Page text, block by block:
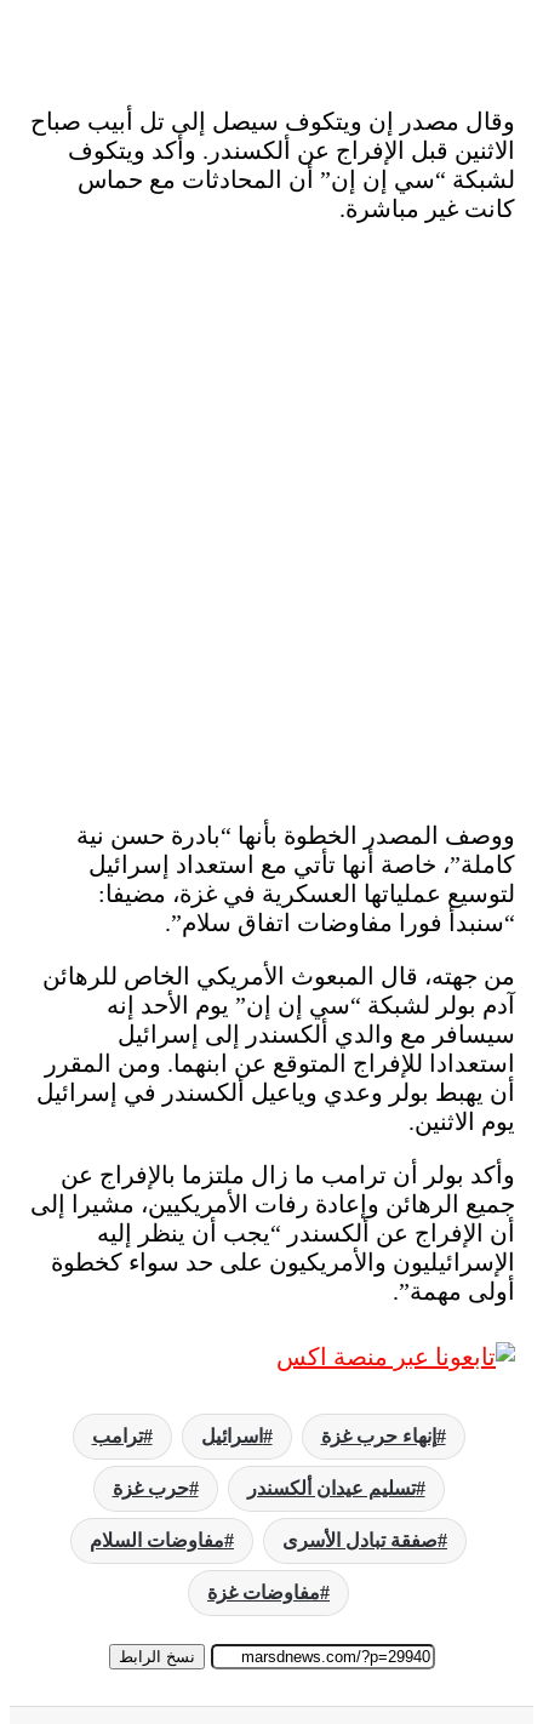
وقال مصدر إن ويتكوف سيصل إلى تل أبيب صباح
الاثنين قبل الإفراج عن ألكسندر. وأكد ويتكوف
لشبكة “سي إن إن” أن المحادثات مع حماس
كانت غير مباشرة.
ووصف المصدر الخطوة بأنها “بادرة حسن نية
كاملة”، خاصة أنها تأتي مع استعداد إسرائيل
لتوسيع عملياتها العسكرية في غزة، مضيفا:
“سنبدأ فورا مفاوضات اتفاق سلام”.
من جهته، قال المبعوث الأمريكي الخاص للرهائن
آدم بولر لشبكة “سي إن إن” يوم الأحد إنه
سيسافر مع والدي ألكسندر إلى إسرائيل
استعدادا للإفراج المتوقع عن ابنهما. ومن المقرر
أن يهبط بولر وعدي وياعيل ألكسندر في إسرائيل
يوم الاثنين.
وأكد بولر أن ترامب ما زال ملتزما بالإفراج عن
جميع الرهائن وإعادة رفات الأمريكيين، مشيرا إلى
أن الإفراج عن ألكسندر “يجب أن ينظر إليه
الإسرائيليون والأمريكيون على حد سواء كخطوة
أولى مهمة”.
إنهاء حرب غزة اسرائيل ترامب
تسليم عيدان ألكسندر حرب غزة
صفقة تبادل الأسرى مفاوضات السلام
مفاوضات غزة
نسخ الرابط